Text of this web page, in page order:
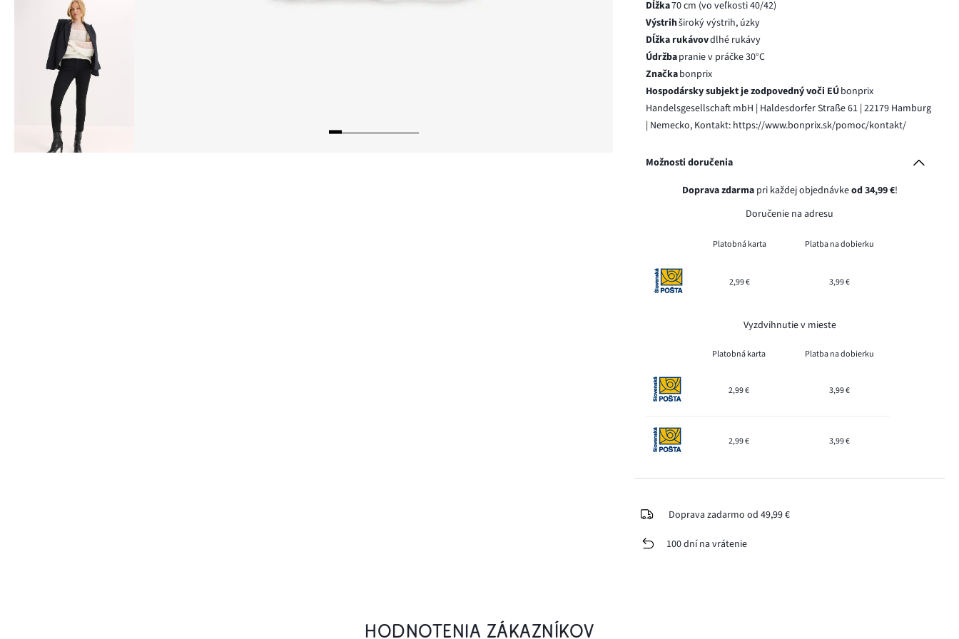
Dĺžka70 cm (vo veľkosti 40/42)
Výstrihširoký výstrih, úzky
Dĺžka rukávovdlhé rukávy
Údržbapranie v práčke 30°C
Značkabonprix
Hospodársky subjekt je zodpovedný voči EÚbonprix
Handelsgesellschaft mbH | Haldesdorfer Straße 61 | 22179 Hamburg
| Nemecko, Kontakt: https://www.bonprix.sk/pomoc/kontakt/
Možnosti doručenia
Doprava zdarmapri každej objednávkeod 34,99 €!
Doručenie na adresu
Platobná karta Platba na dobierku
2,99 € 3,99 €
Vyzdvihnutie v mieste
Platobná karta Platba na dobierku
2,99 € 3,99 €
2,99 € 3,99 €
Doprava zadarmo od 49,99 €
100 dní na vrátenie
HODNOTENIA ZÁKAZNÍKOV